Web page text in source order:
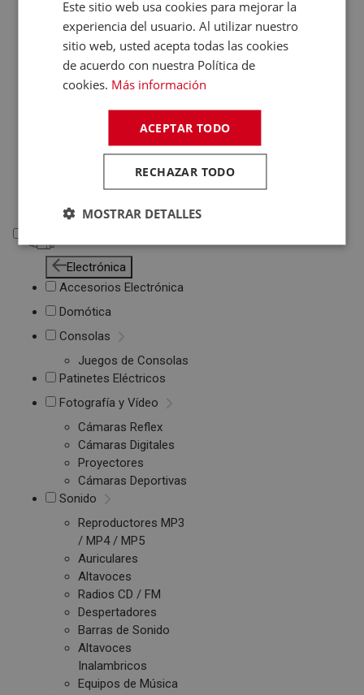
Otros PC
Networking
Soportes Ordenador
Maletines de
Portátiles
Accesorios
Cables Informática
Electrónica
Accesorios Electrónica
Domótica
Consolas
Juegos de Consolas
Patinetes Eléctricos
Fotografía y Vídeo
Cámaras Reflex
Cámaras Digitales
Proyectores
Cámaras Deportivas
Sonido
Reproductores MP3
/ MP4 / MP5
Auriculares
Altavoces
Radios CD / FM
Despertadores
Barras de Sonido
Altavoces
Inalambricos
Equipos de Música
Este sitio web usa cookies para mejorar la
experiencia del usuario. Al utilizar nuestro
sitio web, usted acepta todas las cookies
de acuerdo con nuestra Política de
cookies. Más información
ACEPTAR TODO
RECHAZAR TODO
MOSTRAR DETALLES